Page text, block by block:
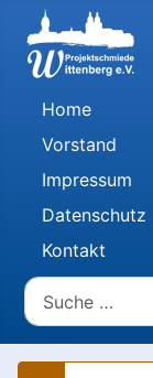
Home
Vorstand
Impressum
Datenschutz
Kontakt
Suchen
Type 2 or